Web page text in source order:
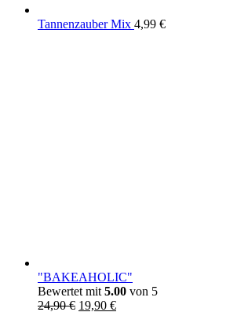
Tannenzauber Mix 4,99 €
"BAKEAHOLIC"
Bewertet mit 5.00 von 5
24,90€ Ursprünglicher
19,90 €Aktueller